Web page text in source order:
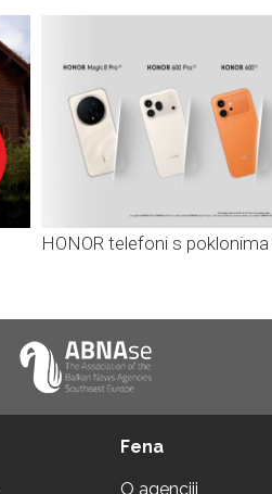
HONOR telefoni s
Fena
O agenciji